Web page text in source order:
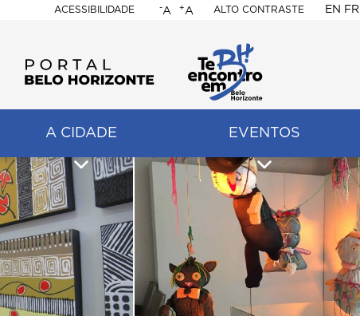
ACESSIBILIDADE
BELO
HORIZONTE
-A +A ALTO CONTRASTE EN FR
A CIDADE EVENTOS